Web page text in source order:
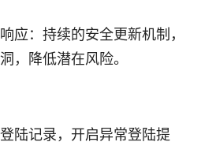
应：持续的安全更新机制，
，降低潜在风险。
陆记录，开启异常登陆提